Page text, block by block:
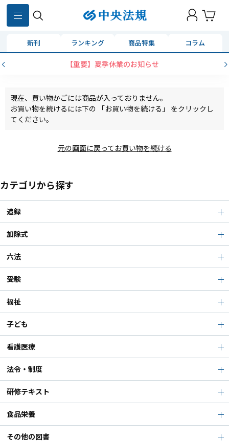
新刊 ランキング 商品特集 コラム
【重要】夏季休業のお知らせ
現在、買い物かごには商品が入っておりません。
お買い物を続けるには下の 「お買い物を続ける」 をクリックし
てください。
元の画面に戻ってお買い物を続ける
カテゴリから探す
追録
加除式
六法
受験
福祉
子ども
看護医療
法令・制度
研修テキスト
食品栄養
その他の図書